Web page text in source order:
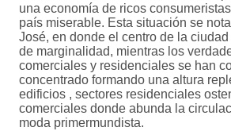
una economía de ricos
país miserable. Esta situación se
José, en donde el centro de la
de marginalidad, mientras los
comerciales y residenciales se han
concentrado formando una altura
edificios , sectores residenciales
comerciales donde abunda la
moda primermundista.